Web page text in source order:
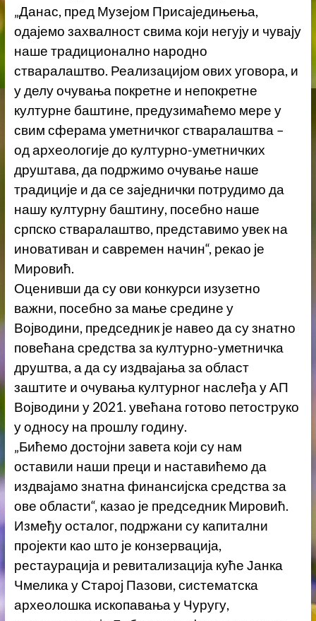
„Данас, пред Музејом Присаједињења,
одајемо захвалност свима који негују и чувају
наше традиционално народно
стваралаштво. Реализацијом ових уговора, и
у делу очувања покретне и непокретне
културне баштине, предузимаћемо мере у
свим сферама уметничког стваралаштва –
од археологије до културно-уметничких
друштава, да подржимо очување наше
традиције и да се заједнички потрудимо да
нашу културну баштину, посебно наше
српско стваралаштво, представимо увек на
иновативан и савремен начин“, рекао је
Мировић.
Оценивши да су ови конкурси изузетно
важни, посебно за мање средине у
Војводини, председник је навео да су знатно
повећана средства за културно-уметничка
друштва, а да су издвајања за област
заштите и очувања културног наслеђа у АП
Војводини у 2021. увећана готово петоструко
у односу на прошлу годину.
„Бићемо достојни завета који су нам
оставили наши преци и наставићемо да
издвајамо знатна финансијска средства за
ове области“, казао је председник Мировић.
Између осталог, подржани су капитални
пројекти као што је конзервација,
рестаурација и ревитализација куће Јанка
Чмелика у Старој Пазови, систематска
археолошка ископавања у Чуругу,